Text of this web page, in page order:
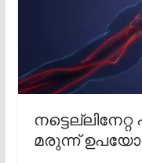
മരുന്ന്